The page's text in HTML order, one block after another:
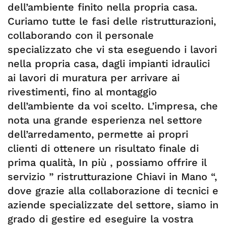
dell’ambiente finito nella propria casa.
Curiamo tutte le fasi delle ristrutturazioni,
collaborando con il personale
specializzato che vi sta eseguendo i lavori
nella propria casa, dagli impianti idraulici
ai lavori di muratura per arrivare ai
rivestimenti, fino al montaggio
dell’ambiente da voi scelto. L’impresa, che
nota una grande esperienza nel settore
dell’arredamento, permette ai propri
clienti di ottenere un risultato finale di
prima qualità, In più , possiamo offrire il
servizio ” ristrutturazione Chiavi in Mano “,
dove grazie alla collaborazione di tecnici e
aziende specializzate del settore, siamo in
grado di gestire ed eseguire la vostra